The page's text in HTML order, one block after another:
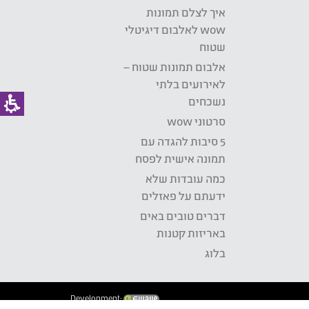
איך לצלם תמונות
wow לאלבום דיגיטלי
שטוח
אלבום תמונות שטוח –
לאירועים בלתי
נשכחים
סרטוני wow
5 סיבות להגדה עם
תמונה אישית לפסח
כמה עובדות שלא
ידעתם על פאזלים
דברים טובים באים
באריזות קטנות
בלוג
Development: